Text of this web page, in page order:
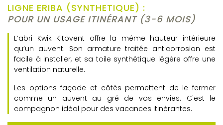
LIGNE ERIBA (SYNTHETIQUE) :
POUR UN USAGE ITINÉRANT (3-6 MOIS)
L’abri Kwik Kitovent offre la même hauteur intérieure
qu’un auvent. Son armature traitée anticorrosion est
facile à installer, et sa toile synthétique légère offre une
ventilation naturelle.
Les options façade et côtés permettent de le fermer
comme un auvent au gré de vos envies. C'est le
compagnon idéal pour des vacances itinérantes.